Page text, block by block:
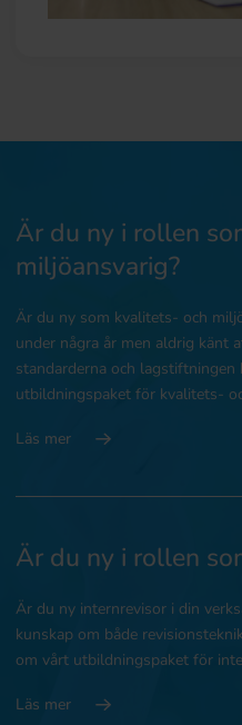
Är du ny i rollen
miljöansvarig?
Är du ny som kvalitets- och
under några år men aldrig känt
standarderna och
utbildningspaket för kvalitets-
Läs mer
Är du ny i rollen
Är du ny internrevisor i din
kunskap om både
om vårt utbildningspaket för
Läs mer